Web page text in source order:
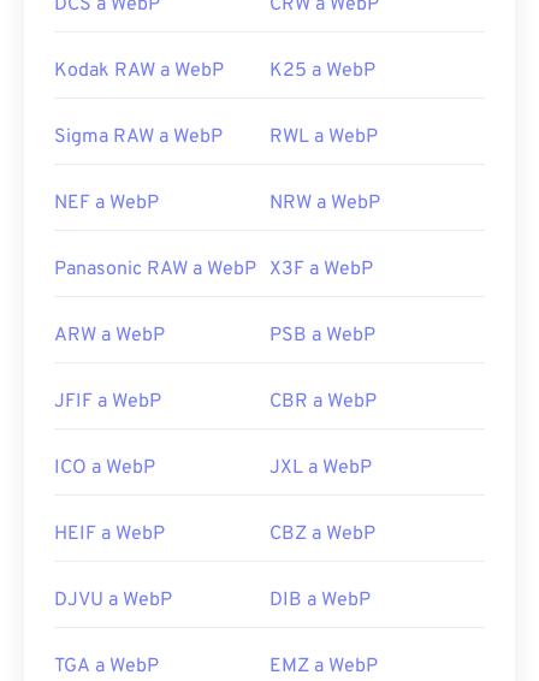
DCS a WebP CRW a WebP
Kodak RAW a WebP K25 a WebP
Sigma RAW a WebP RWL a WebP
NEF a WebP NRW a WebP
Panasonic RAW a WebP X3F a WebP
ARW a WebP PSB a WebP
JFIF a WebP CBR a WebP
ICO a WebP JXL a WebP
HEIF a WebP CBZ a WebP
DJVU a WebP DIB a WebP
TGA a WebP EMZ a WebP